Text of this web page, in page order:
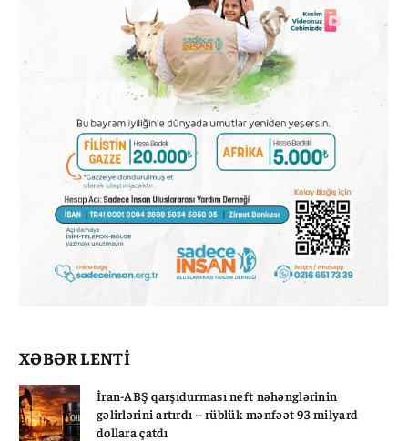
XƏBƏR LENTİ
İran-ABŞ qarşıdurması neft nəhənglərinin
gəlirlərini artırdı – rüblük mənfəət 93 milyard
dollara çatdı